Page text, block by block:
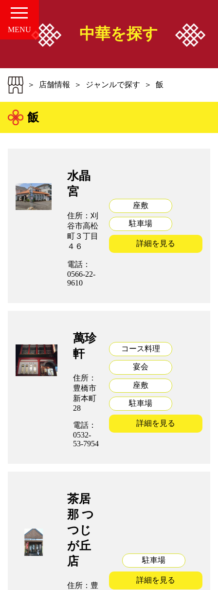
MENU
愛知の中華案内所
店舗情報
お問い合せ
組合概要
組合加入案内
関係者リンク
052-241-2312
中華を探す
店舗情報 ジャンルで探す 飯
飯
水晶
宮
住所：刈
谷市高松
町３丁目
４６
電話：
0566-22-
9610
座敷
駐車場
詳細を見る
萬珍
軒
住所：
豊橋市
新本町
28
電話：
0532-
53-7954
コース料理
宴会
座敷
駐車場
詳細を見る
茶居
那 つ
つじ
が丘
店
住所：豊
駐車場
詳細を見る